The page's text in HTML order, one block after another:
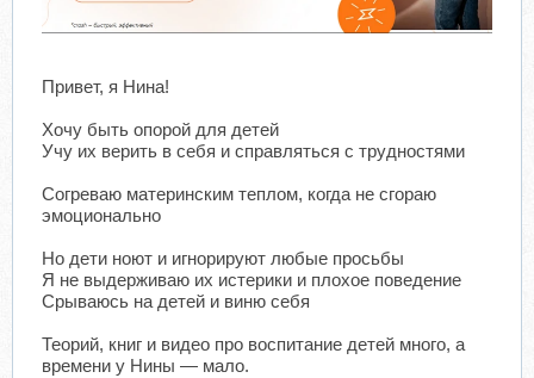
Привет, я Нина!
Хочу быть опорой для детей
Учу их верить в себя и справляться с трудностями
Согреваю материнским теплом, когда не сгораю
эмоционально
Но дети ноют и игнорируют любые просьбы
Я не выдерживаю их истерики и плохое поведение
Срываюсь на детей и виню себя
Теорий, книг и видео про воспитание детей много, а
времени у Нины — мало.